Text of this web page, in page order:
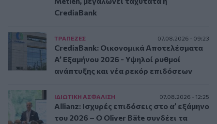
CrediaBank
ΤΡAΠΕΖΕΣ 07.08.2026 - 09:23
CrediaBank: Οικονομικά Αποτελέσματα
A’ Εξαμήνου 2026 - Υψηλοί ρυθμοί
ανάπτυξης και νέα ρεκόρ επιδόσεων
ΙΔΙΩΤΙΚΗ ΑΣΦAΛΙΣΗ 07.08.2026 - 12:25
Allianz: Ισχυρές επιδόσεις στο α’ εξάμηνο
του 2026 – Ο Oliver Bäte συνδέει τα